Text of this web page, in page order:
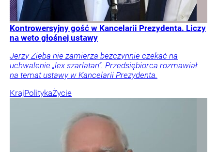
Kontrowersyjny gość w Kancelarii Prezydenta. Liczy
na weto głośnej ustawy
Jerzy Zięba nie zamierza bezczynnie czekać na
uchwalenie „lex szarlatan”. Przedsiębiorca rozmawiał
na temat ustawy w Kancelarii Prezydenta.
KrajPolitykaŻycie